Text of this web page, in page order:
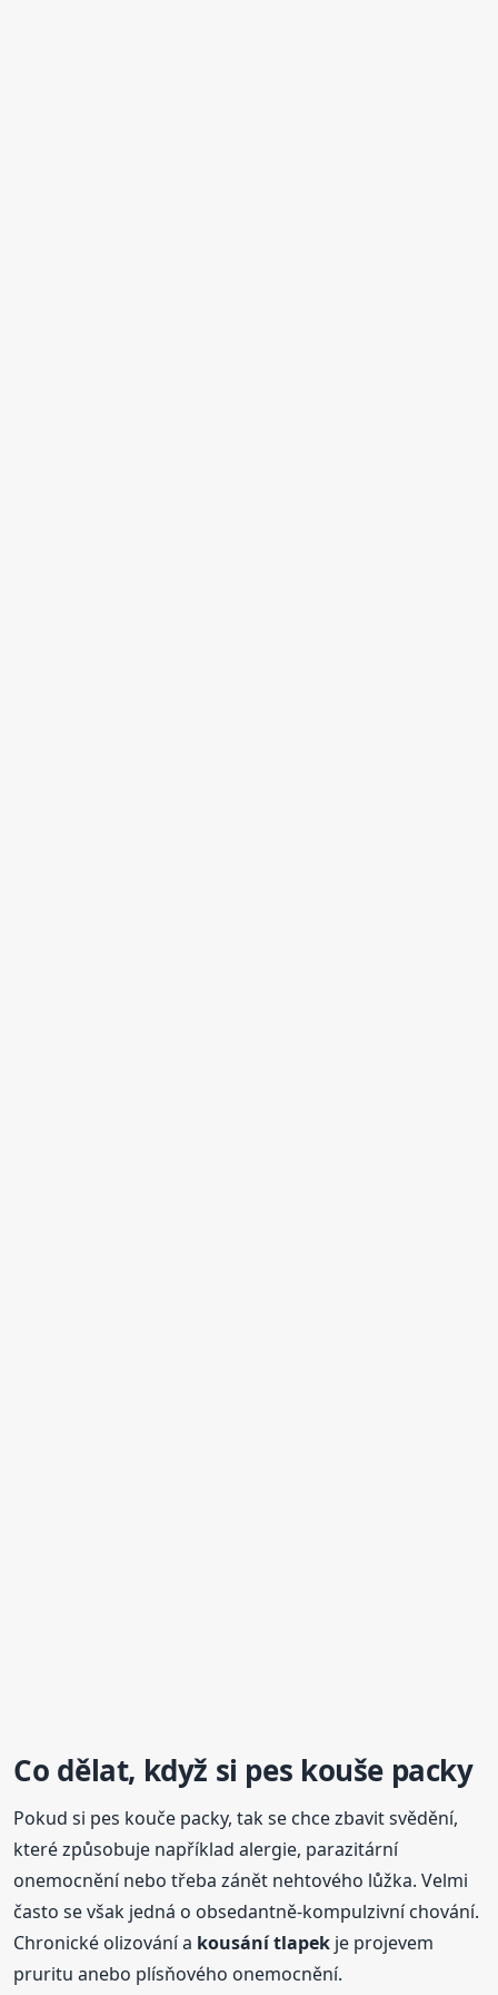
Co dělat, když si pes kouše packy
Pokud si pes kouče packy, tak se chce zbavit svědění,
které způsobuje například alergie, parazitární
onemocnění nebo třeba zánět nehtového lůžka. Velmi
často se však jedná o obsedantně-kompulzivní chování.
Chronické olizování a kousánítlapek je projevem
pruritu anebo plísňového onemocnění.